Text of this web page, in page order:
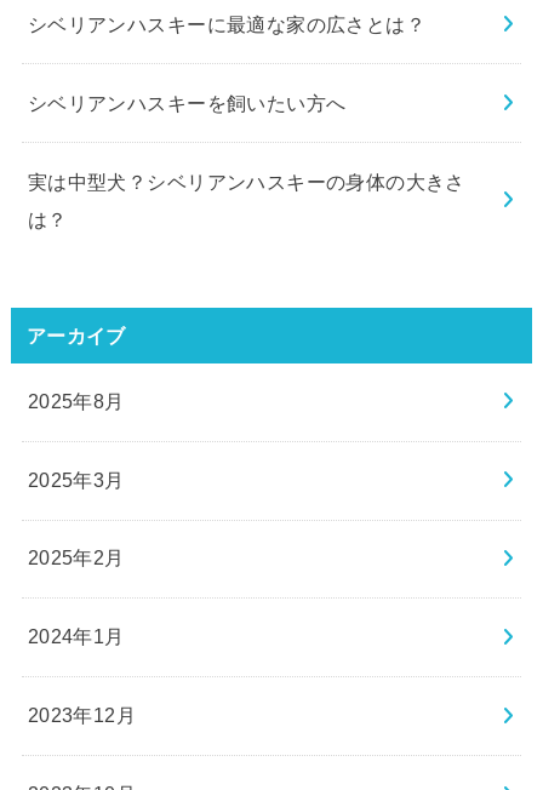
シベリアンハスキーに最適な家の広さとは？
シベリアンハスキーを飼いたい方へ
実は中型犬？シベリアンハスキーの身体の大きさ
は？
アーカイブ
2025年8月
2025年3月
2025年2月
2024年1月
2023年12月